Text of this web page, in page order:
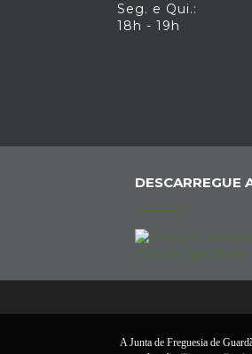
Seg. e Qui.:
18h - 19h
DESCARREGUE
A Junta de Freguesia de